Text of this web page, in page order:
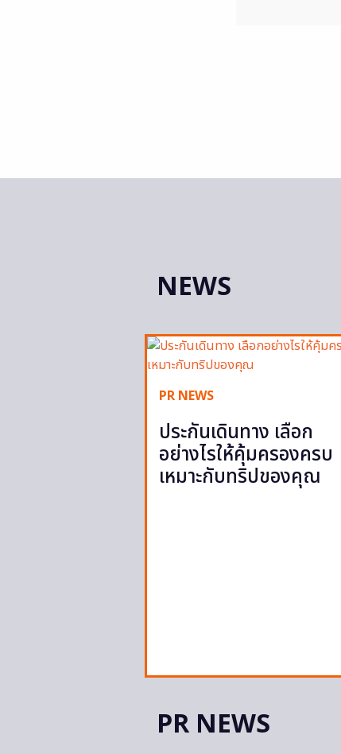
NEWS
PR NEWS
ประกันเดินทาง เลือก
อย่างไรให้คุ้มครองครบ
เหมาะกับทริปของคุณ
PR NEWS